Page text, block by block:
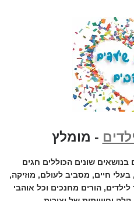
- מומלץ
שונים הכוללים חגים
בעלי חיים, מסביב לעולם, מוזיקה,
הורים מחנכים וכל אוהבי